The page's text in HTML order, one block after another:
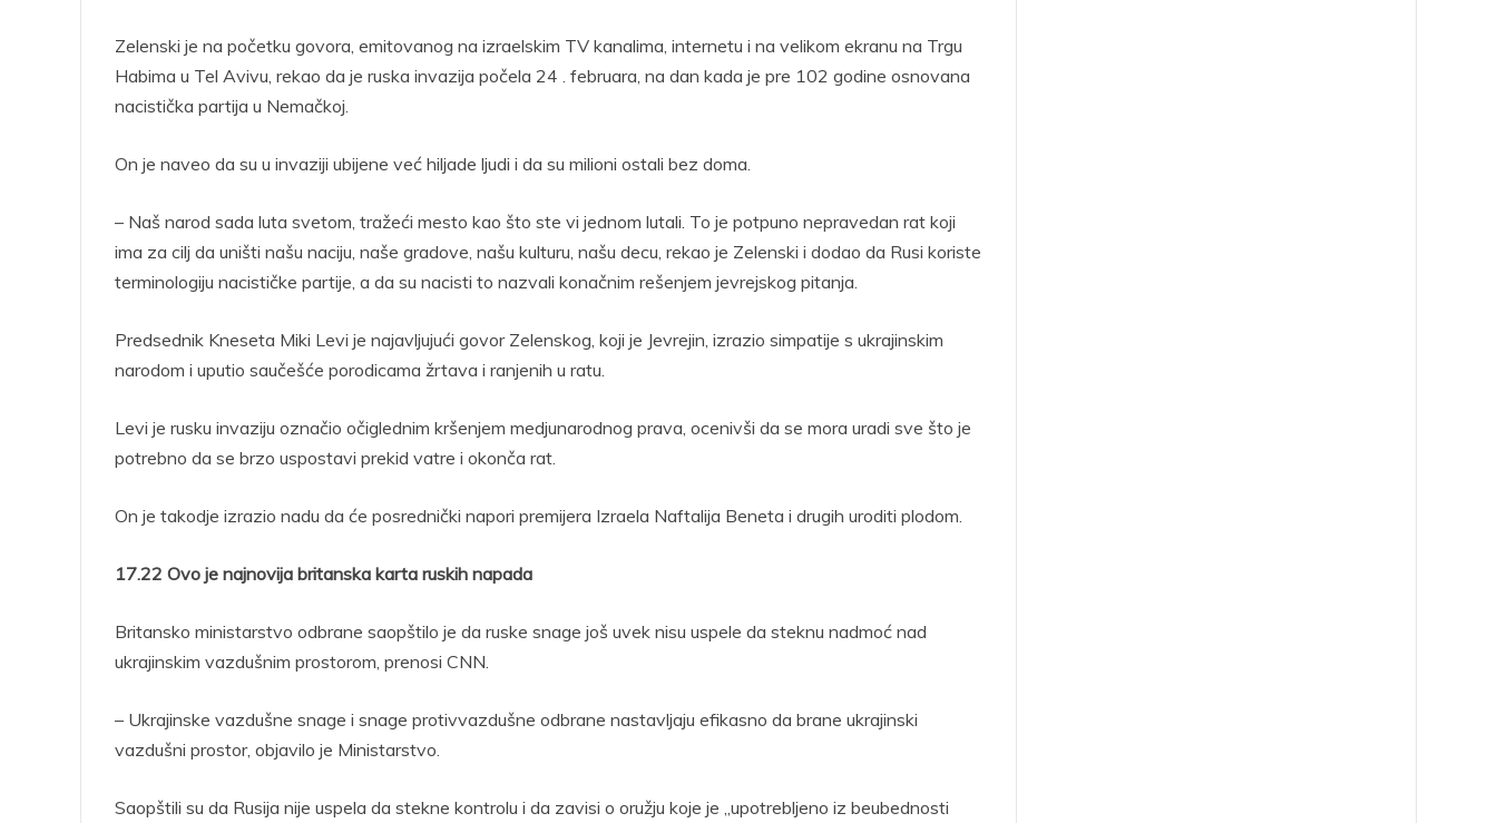
Zelenski je na početku govora, emitovanog na izraelskim TV kanalima, internetu i na velikom ekranu na Trgu
Habima u Tel Avivu, rekao da je ruska invazija počela 24 . februara, na dan kada je pre 102 godine osnovana
nacistička partija u Nemačkoj.
On je naveo da su u invaziji ubijene već hiljade ljudi i da su milioni ostali bez doma.
– Naš narod sada luta svetom, tražeći mesto kao što ste vi jednom lutali. To je potpuno nepravedan rat koji
ima za cilj da uništi našu naciju, naše gradove, našu kulturu, našu decu, rekao je Zelenski i dodao da Rusi koriste
terminologiju nacističke partije, a da su nacisti to nazvali konačnim rešenjem jevrejskog pitanja.
Predsednik Kneseta Miki Levi je najavljujući govor Zelenskog, koji je Jevrejin, izrazio simpatije s ukrajinskim
narodom i uputio saučešće porodicama žrtava i ranjenih u ratu.
Levi je rusku invaziju označio očiglednim kršenjem medjunarodnog prava, ocenivši da se mora uradi sve što je
potrebno da se brzo uspostavi prekid vatre i okonča rat.
On je takodje izrazio nadu da će posrednički napori premijera Izraela Naftalija Beneta i drugih uroditi plodom.
17.22 Ovo je najnovija britanska karta ruskih napada
Britansko ministarstvo odbrane saopštilo je da ruske snage još uvek nisu uspele da steknu nadmoć nad
ukrajinskim vazdušnim prostorom, prenosi CNN.
– Ukrajinske vazdušne snage i snage protivvazdušne odbrane nastavljaju efikasno da brane ukrajinski
vazdušni prostor, objavilo je Ministarstvo.
Saopštili su da Rusija nije uspela da stekne kontrolu i da zavisi o oružju koje je „upotrebljeno iz beubednosti